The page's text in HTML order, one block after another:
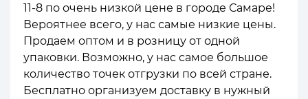
11-8 по очень низкой цене в городе Самаре!
Вероятнее всего, у нас самые низкие цены.
Продаем оптом и в розницу от одной
упаковки. Возможно, у нас самое большое
количество точек отгрузки по всей стране.
Бесплатно организуем доставку в нужный